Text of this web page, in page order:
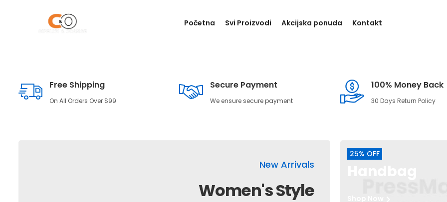
Početna Svi Proizvodi Akcijska ponuda Kontakt
Free Shipping
On All Orders Over $99
Secure Payment
We ensure secure payment
100% Money Back
30 Days Return Policy
New Arrivals
Women's Style
25% OFF